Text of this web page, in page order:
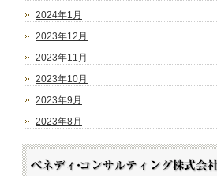
2024年1月
2023年12月
2023年11月
2023年10月
2023年9月
2023年8月